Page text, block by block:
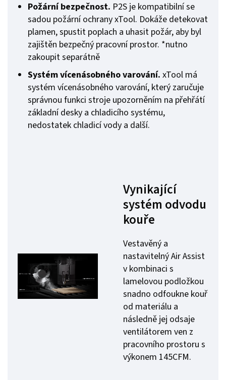
Požární bezpečnost. P2S je kompatibilní se
sadou požární ochrany xTool. Dokáže detekovat
plamen, spustit poplach a uhasit požár, aby byl
zajištěn bezpečný pracovní prostor. *nutno
zakoupit separátně
Systém vícenásobného varování. xTool má
systém vícenásobného varování, který zaručuje
správnou funkci stroje upozorněním na přehřátí
základní desky a chladicího systému,
nedostatek chladicí vody a další.
Vynikající
systém odvodu
kouře
Vestavěný a
nastavitelný Air Assist
v kombinaci s
lamelovou podložkou
snadno odfoukne kouř
od materiálu a
následně jej odsaje
ventilátorem ven z
pracovního prostoru s
výkonem 145CFM.